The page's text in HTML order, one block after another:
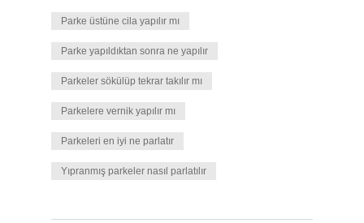
Parke üstüne cila yapılır mı
Parke yapıldıktan sonra ne yapılır
Parkeler sökülüp tekrar takılır mı
Parkelere vernik yapılır mı
Parkeleri en iyi ne parlatır
Yıpranmış parkeler nasıl parlatılır